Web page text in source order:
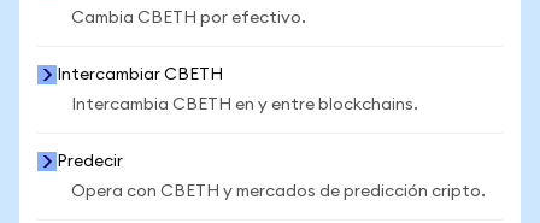
Cambia CBETH por efectivo.
Intercambiar CBETH
Intercambia CBETH en y entre blockchains.
Predecir
Opera con CBETH y mercados de predicción cripto.